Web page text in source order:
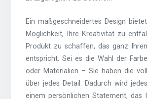
Ein maßgeschneidertes Design
Möglichkeit, Ihre Kreativität zu
Produkt zu schaffen, das ganz
entspricht. Sei es die Wahl der
oder Materialien – Sie haben die
über jedes Detail. Dadurch wird
einem persönlichen Statement, das